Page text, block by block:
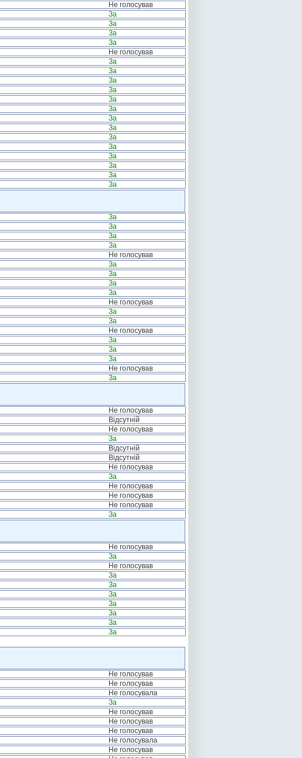
Не голосував
За
За
За
За
Не голосував
За
За
За
За
За
За
За
За
За
За
За
За
За
За
За
За
За
За
Не голосував
За
За
За
За
Не голосував
За
За
Не голосував
За
За
За
Не голосував
За
Не голосував
Відсутній
Не голосував
За
Відсутній
Відсутній
Не голосував
За
Не голосував
Не голосував
Не голосував
За
Не голосував
За
Не голосував
За
За
За
За
За
За
За
Не голосував
Не голосував
Не голосувала
За
Не голосував
Не голосував
Не голосував
Не голосувала
Не голосував